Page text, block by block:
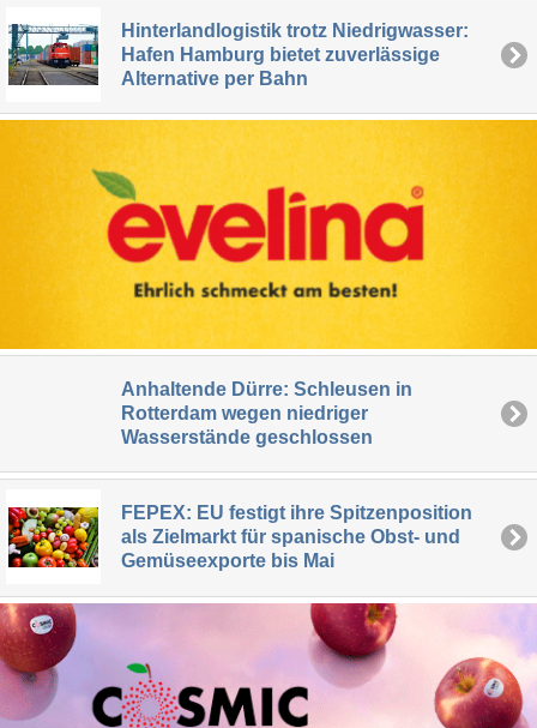
Hinterlandlogistik trotz Niedrigwasser:
Hafen Hamburg bietet zuverlässige
Alternative per Bahn
Anhaltende Dürre: Schleusen in
Rotterdam wegen niedriger
Wasserstände geschlossen
FEPEX: EU festigt ihre Spitzenposition
als Zielmarkt für spanische Obst- und
Gemüseexporte bis Mai